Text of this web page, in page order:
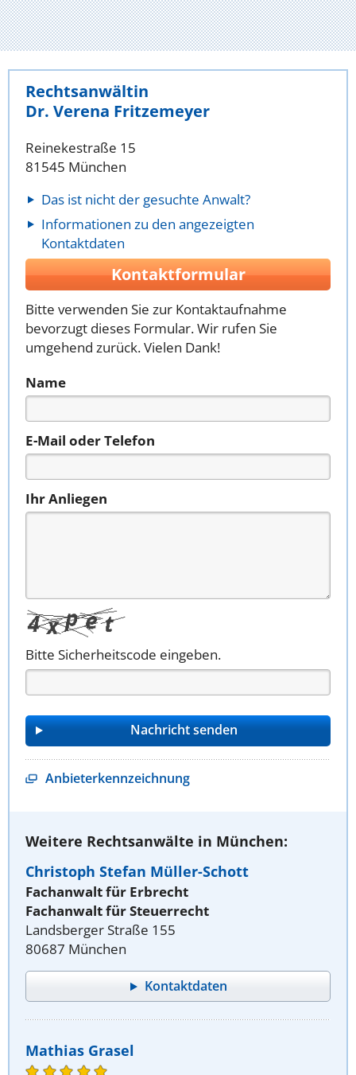
Rechtsanwältin
Dr. Verena Fritzemeyer
Reinekestraße 15
81545 München
Das ist nicht der gesuchte Anwalt?
Informationen zu den angezeigten
Kontaktdaten
Kontaktformular
Bitte verwenden Sie zur Kontaktaufnahme
bevorzugt dieses Formular. Wir rufen Sie
umgehend zurück. Vielen Dank!
Name
E-Mail oder Telefon
Ihr Anliegen
Bitte Sicherheitscode eingeben.
Anbieterkennzeichnung
Weitere Rechtsanwälte in München:
Christoph Stefan Müller-Schott
Fachanwalt für Erbrecht
Fachanwalt für Steuerrecht
Landsberger Straße 155
80687 München
Kontaktdaten
Mathias Grasel